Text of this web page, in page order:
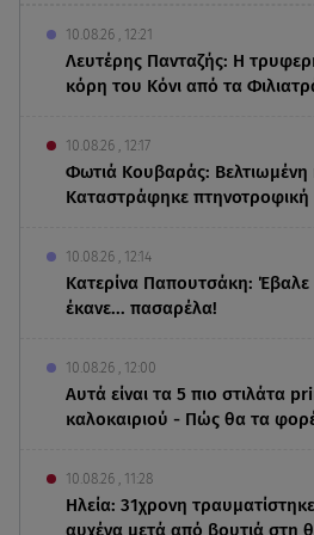
10.08.26 , 12:21
Λευτέρης Πανταζής: Η
κόρη του Κόνι από τα
10.08.26 , 12:17
Φωτιά Κουβαράς: Βελτιωμένη
Καταστράφηκε
10.08.26 , 12:14
Κατερίνα Παπουτσάκη: Έβαλε
έκανε... πασαρέλα!
10.08.26 , 12:00
Αυτά είναι τα 5 πιο στιλάτα
καλοκαιριού - Πώς θα τα
10.08.26 , 11:28
Ηλεία: 31χρονη
αυχένα μετά από βουτιά στη